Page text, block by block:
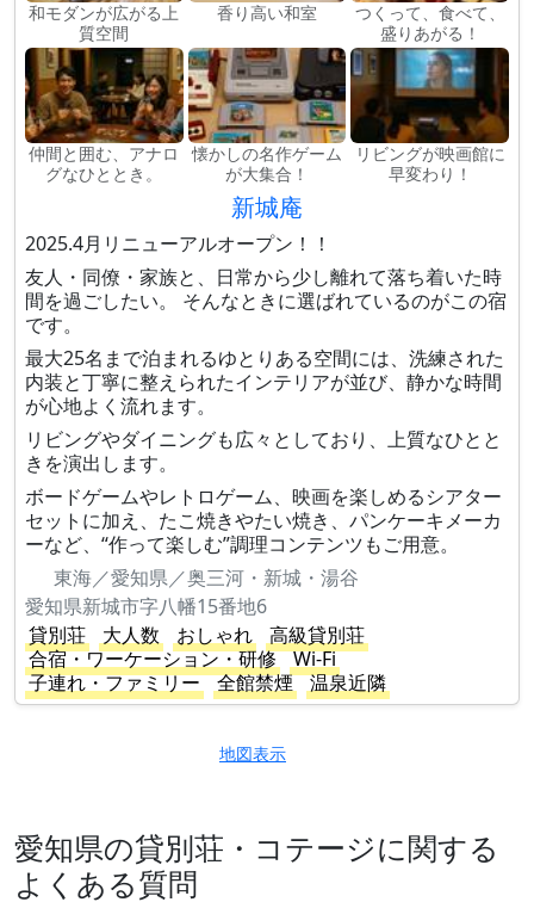
和モダンが広がる上
質空間
香り高い和室
つくって、食べて、
盛りあがる！
仲間と囲む、アナロ
グなひととき。
懐かしの名作ゲーム
が大集合！
リビングが映画館に
早変わり！
新城庵
2025.4月リニューアルオープン！！
友人・同僚・家族と、日常から少し離れて落ち着いた時
間を過ごしたい。 そんなときに選ばれているのがこの宿
です。
最大25名まで泊まれるゆとりある空間には、洗練された
内装と丁寧に整えられたインテリアが並び、静かな時間
が心地よく流れます。
リビングやダイニングも広々としており、上質なひとと
きを演出します。
ボードゲームやレトロゲーム、映画を楽しめるシアター
セットに加え、たこ焼きやたい焼き、パンケーキメーカ
ーなど、“作って楽しむ”調理コンテンツもご用意。
東海／愛知県／奥三河・新城・湯谷
愛知県新城市字八幡15番地6
貸別荘
大人数 おしゃれ
高級貸別荘
合宿・ワーケーション・研修
Wi-Fi
子連れ・ファミリー
全館禁煙 温泉近隣
地図表示
愛知県の貸別荘・コテージに関する
よくある質問